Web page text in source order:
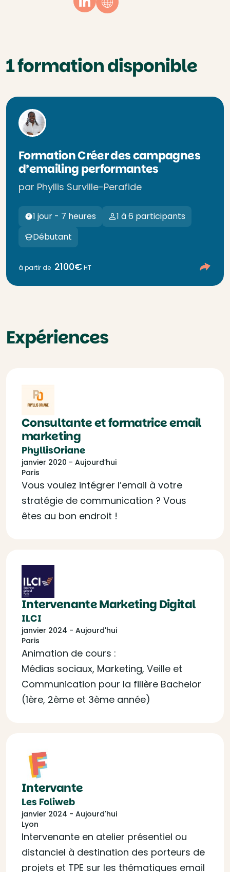
LinkedinWebsite
1 formation disponible
Formation Créer des campagnes
d’emailing performantes
par Phyllis Surville-Perafide
1 jour - 7 heures
1 à 6 participants
Débutant
à partir de 2100€HT
Expériences
Consultante et formatrice email
marketing
PhyllisOriane
janvier 2020 - Aujourd’hui
Paris
Vous voulez intégrer l’email à votre
stratégie de communication ? Vous
êtes au bon endroit !
Intervenante Marketing Digital
ILCI
janvier 2024 - Aujourd'hui
Paris
Animation de cours :
Médias sociaux, Marketing, Veille et
Communication pour la filière Bachelor
(1ère, 2ème et 3ème année)
Intervante
Les Foliweb
janvier 2024 - Aujourd'hui
Lyon
Intervenante en atelier présentiel ou
distanciel à destination des porteurs de
projets et TPE sur les thématiques email